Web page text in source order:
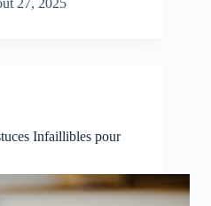
27, 2025
Infaillibles pour